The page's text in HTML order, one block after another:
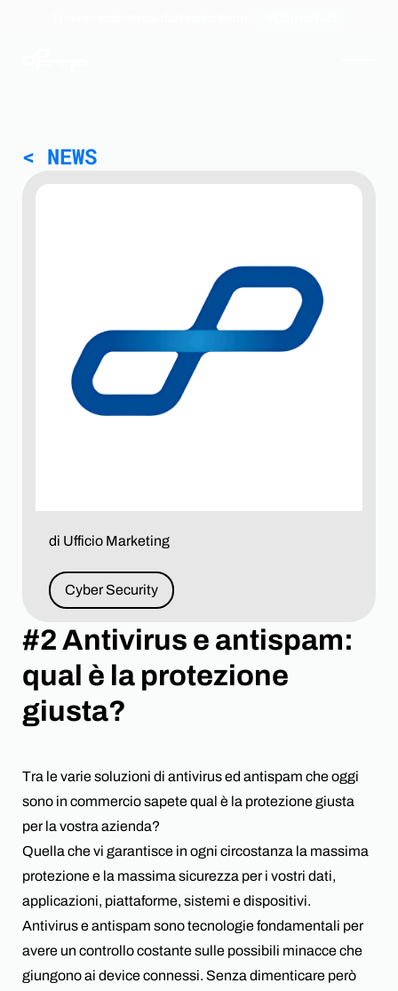
Cyber Security
Software Development
NIS2
Webinar ABC-yber
News
Contattaci
< NEWS
di Ufficio Marketing
Cyber Security
#2 Antivirus e antispam:
qual è la protezione
giusta?
Tra le varie soluzioni di antivirus ed antispam che oggi
sono in commercio sapete qual è la protezione giusta
per la vostra azienda?
Quella che vi garantisce in ogni circostanza la massima
protezione e la massima sicurezza per i vostri dati,
applicazioni, piattaforme, sistemi e dispositivi.
Antivirus e antispam sono tecnologie fondamentali per
avere un controllo costante sulle possibili minacce che
giungono ai device connessi. Senza dimenticare però